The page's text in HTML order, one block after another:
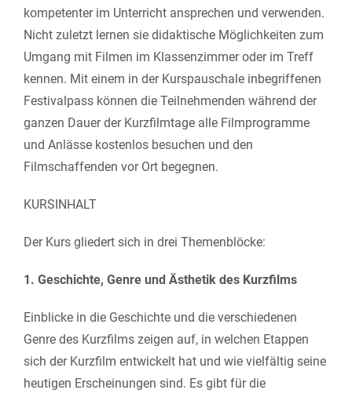
kompetenter im Unterricht ansprechen und verwenden.
Nicht zuletzt lernen sie didaktische Möglichkeiten zum
Umgang mit Filmen im Klassenzimmer oder im Treff
kennen. Mit einem in der Kurspauschale inbegriffenen
Festivalpass können die Teilnehmenden während der
ganzen Dauer der Kurzfilmtage alle Filmprogramme
und Anlässe kostenlos besuchen und den
Filmschaffenden vor Ort begegnen.
KURSINHALT
Der Kurs gliedert sich in drei Themenblöcke:
1. Geschichte, Genre und Ästhetik des Kurzfilms
Einblicke in die Geschichte und die verschiedenen
Genre des Kurzfilms zeigen auf, in welchen Etappen
sich der Kurzfilm entwickelt hat und wie vielfältig seine
heutigen Erscheinungen sind. Es gibt für die